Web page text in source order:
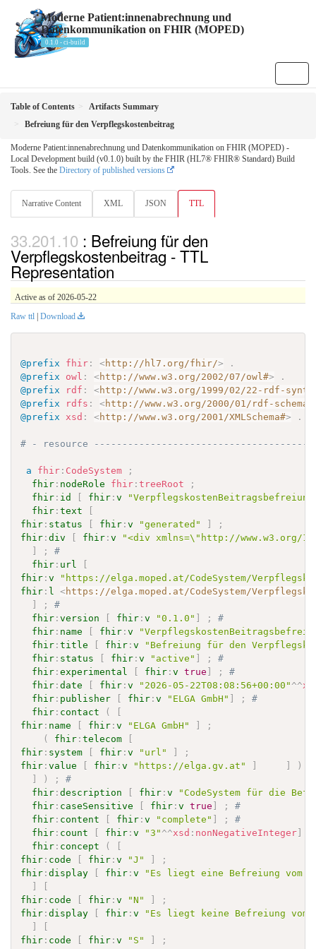
Moderne Patient:innenabrechnung und
Datenkommunikation on FHIR (MOPED)
0.1.0 - ci-build
Table of Contents
Artifacts Summary
Befreiung für den Verpflegskostenbeitrag
Moderne Patient:innenabrechnung und Datenkommunikation on FHIR (MOPED) -
Local Development build (v0.1.0) built by the FHIR (HL7® FHIR® Standard) Build
Tools. See the Directory of published versions
Narrative Content XML JSON TTL
: Befreiung für den
Verpflegskostenbeitrag - TTL
Representation
Active as of 2026-05-22
Raw ttl Download
@prefix fhir : <http://hl7.org/fhir/>
.
@prefix
owl : <http://www.w3.org/2002/07/owl#>
.
@prefix
rdf : <http://www.w3.org/1999/02/22-rdf-
@prefix
rdfs : <http://www.w3.org/2000/01/rdf-schema#
@prefix
xsd : <http://www.w3.org/2001/XMLSchema#> .
# - resource
a fhir : CodeSystem
;
fhir : nodeRole fhir :treeRoot
;
fhir : id [ fhir :v
fhir :text
[
fhir : status [ fhir :v "generated" ]
;
fhir :div [ fhir :v
"<div xmlns=\"http://www.w3.org/
]
;
#
fhir : url
[
fhir :v
"https://elga.moped.at/CodeSystem/
fhir : l <https://elga.moped.at/CodeSystem/
]
;
#
fhir :version [ fhir :v "0.1.0" ] ;
#
fhir : name [ fhir :v
fhir :title [ fhir :v
"Befreiung für den
fhir : status [ fhir :v "active" ] ;
#
fhir :experimental [ fhir :v true ] ;
#
fhir :date [ fhir :v "2026-05-22T08:08:56+00:00" ^^
fhir : publisher [ fhir :v "ELGA GmbH" ] ;
#
fhir : contact (
[
fhir : name [ fhir :v "ELGA GmbH" ]
;
(
fhir :telecom
[
fhir : system [ fhir :v "url" ]
;
fhir :value [ fhir :v "https://elga.gv.at" ] ]
)
]
) ;
#
fhir :description [ fhir :v
"CodeSystem für die
fhir : caseSensitive [ fhir :v true ] ;
#
fhir : content [ fhir :v "complete" ] ;
#
fhir : count [ fhir :v "3" ^^xsd : nonNegativeInteger]
fhir : concept (
[
fhir : code [ fhir :v "J" ]
;
fhir :display [ fhir :v
"Es liegt eine Befreiung vom
]
[
fhir : code [ fhir :v "N" ]
;
fhir :display [ fhir :v
"Es liegt keine Befreiung vom
]
[
fhir : code [ fhir :v "S" ]
;